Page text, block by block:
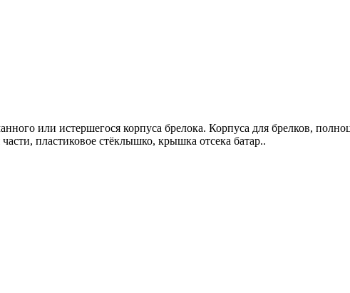
или истершегося корпуса брелока. Корпуса для брелков,
пластиковое стёклышко, крышка отсека батар..